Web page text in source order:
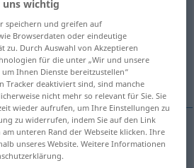
anklicken/antippen)
wichtig
speichern und greifen auf
Browserdaten oder eindeutige
zu. Durch Auswahl von Akzeptieren
für die unter „Wir und unsere
Ihnen Dienste bereitzustellen“
Tracker deaktiviert sind, sind manche
nicht mehr so relevant für Sie. Sie
wieder aufrufen, um Ihre Einstellungen zu
zu widerrufen, indem Sie auf den Link
unteren Rand der Webseite klicken. Ihre
unseres Website. Weitere Informationen